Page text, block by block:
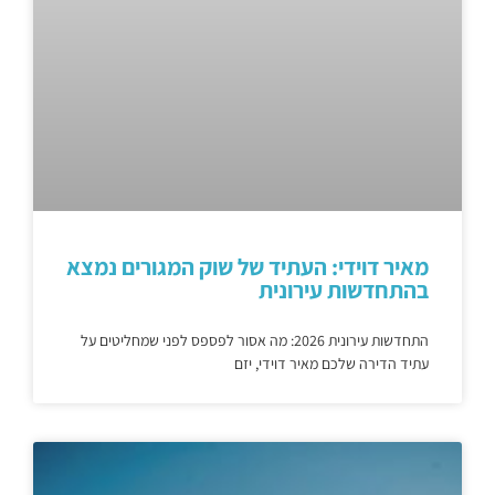
מאיר דוידי: העתיד של שוק המגורים נמצא
בהתחדשות עירונית
התחדשות עירונית 2026: מה אסור לפספס לפני שמחליטים על
עתיד הדירה שלכם מאיר דוידי, יזם